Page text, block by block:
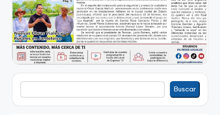
Buscar
Buscar